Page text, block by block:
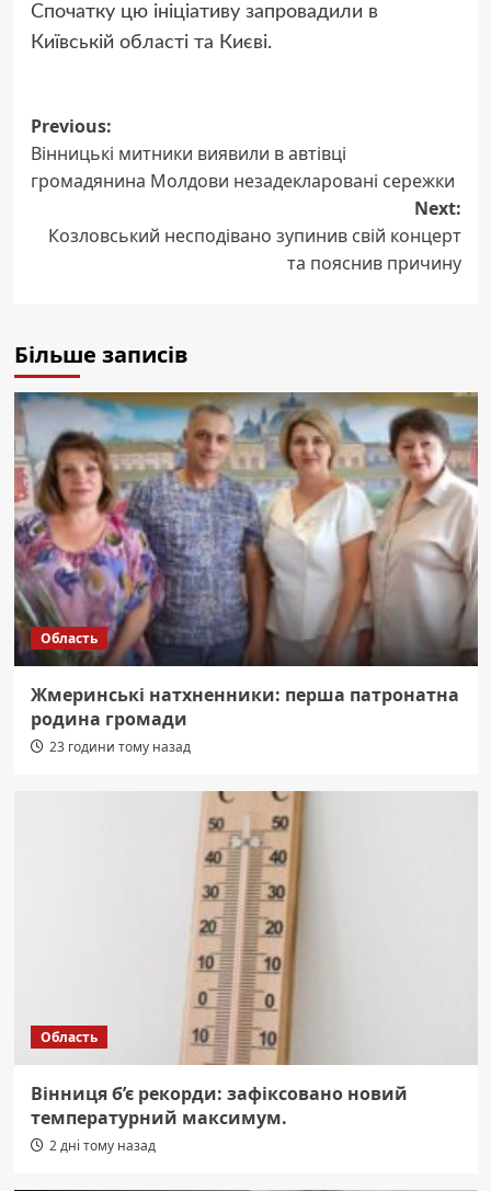
Спочатку цю ініціативу запровадили в
Київській області та Києві.
Post
navigation
Previous:
Вінницькі митники виявили в автівці
громадянина Молдови незадекларовані сережки
Next:
Козловський несподівано зупинив свій концерт
та пояснив причину
Більше записів
Область
Жмеринські натхненники: перша патронатна
родина громади
23 години тому назад
Область
Вінниця б’є рекорди: зафіксовано новий
температурний максимум.
2 дні тому назад